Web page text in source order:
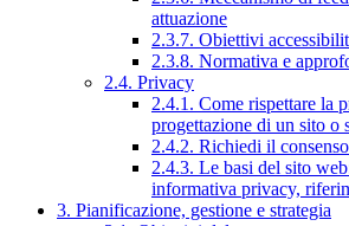
attuazione
2.3.7. Obiettivi
2.3.8. Normativa e
2.4. Privacy
2.4.1. Come rispettare la
progettazione di un sito o
2.4.2. Richiedi il
2.4.3. Le basi del sito
informativa privacy,
3. Pianificazione, gestione e strategia